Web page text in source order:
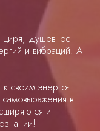
душевное
и вибраций. А
к своим энерго-
в
и